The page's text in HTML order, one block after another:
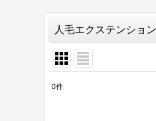
人毛エクステンション
0件